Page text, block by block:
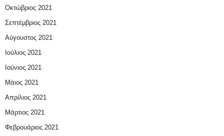
Οκτώβριος 2021
Σεπτέμβριος 2021
Αύγουστος 2021
Ιούλιος 2021
Ιούνιος 2021
Μάιος 2021
Απρίλιος 2021
Μάρτιος 2021
Φεβρουάριος 2021